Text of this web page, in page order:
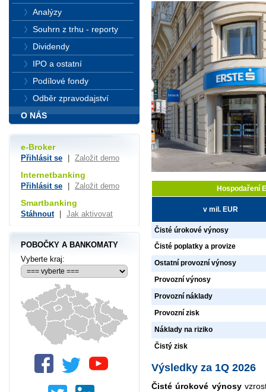
Hospodaření
v mil. EUR
Čisté úrokové výnosy
Čisté poplatky a provize
Ostatní provozní výnosy
Provozní výnosy
Provozní náklady
Provozní zisk
Náklady na riziko
Čistý zisk
Výsledky za 1Q 2026
Čisté úrokové výnosy
Analýzy
Souhrn z trhu - reporty
Dividendy
IPO a ostatní
Podílové fondy
Odběr zpravodajství
O NÁS
e-Broker
Přihlásit se Založit demo
Internetbanking
Přihlásit se Založit demo
Smartbanking
Stáhnout Jak aktivovat
POBOČKY A BANKOMATY
Vyberte kraj: